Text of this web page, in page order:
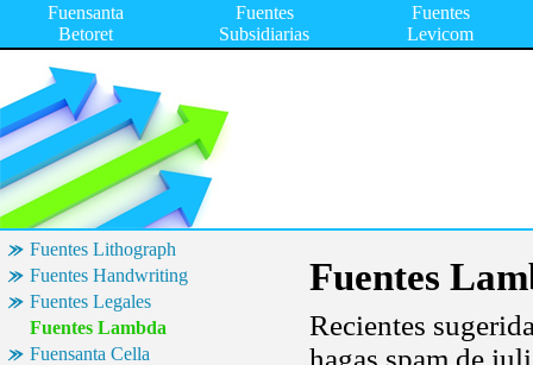
Fuensanta
Betoret
Fuentes
Subsidiarias
Fuentes
Levicom
Fuentes Lithograph
Fuentes Handwriting
Fuentes Legales
Fuentes Lambda
Fuensanta Cella
Fuentes
Recientes
hagas spam de